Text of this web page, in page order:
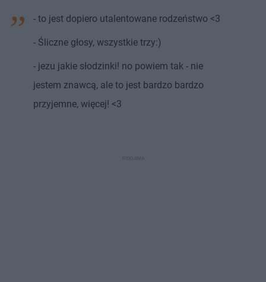
- to jest dopiero utalentowane rodzeństwo <3
- Śliczne głosy, wszystkie trzy:)
- jezu jakie słodzinki! no powiem tak - nie
jestem znawcą, ale to jest bardzo bardzo
przyjemne, więcej! <3